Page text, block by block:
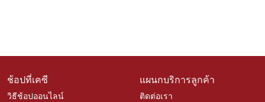
ช้อปที่เคซี
วิธีช้อปออนไลน์
แผนกบริการลูกค้า
ติดต่อเรา